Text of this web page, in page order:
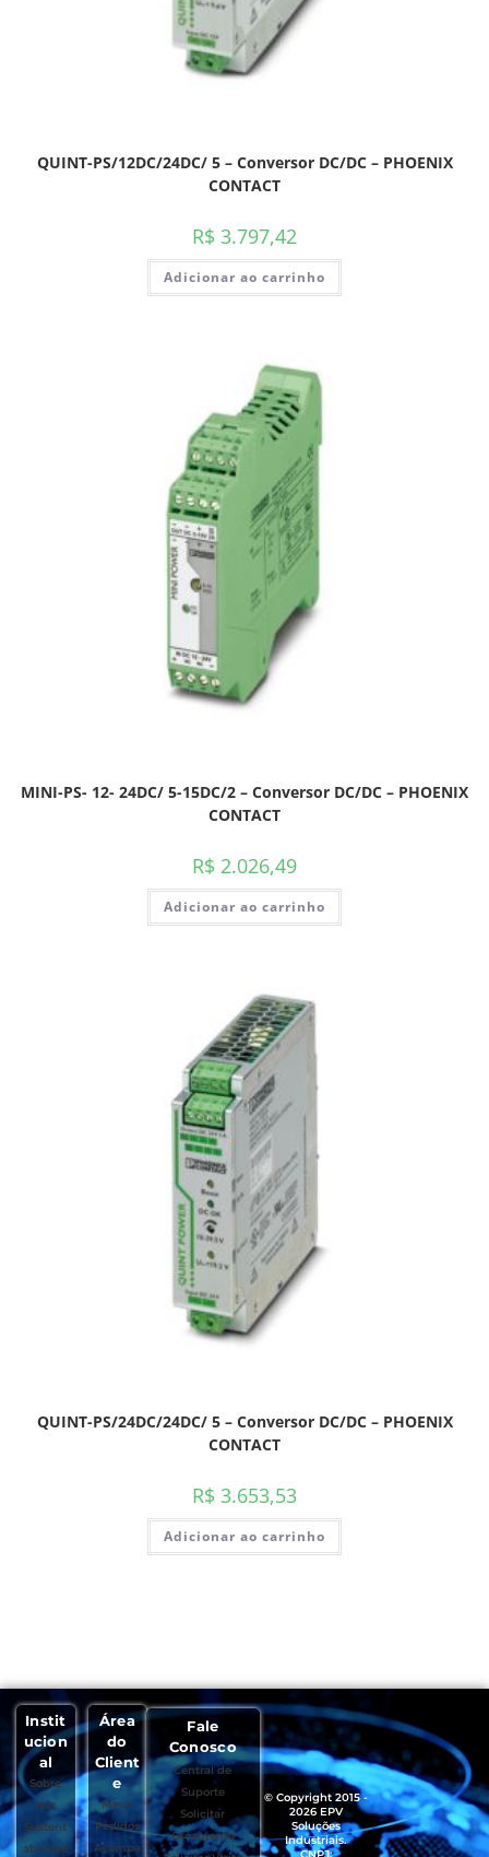
QUINT-PS/12DC/24DC/ 5 – Conversor DC/DC – PHOENIX
CONTACT
R$ 3.797,42
Adicionar ao carrinho
MINI-PS- 12- 24DC/ 5-15DC/2 – Conversor DC/DC – PHOENIX
CONTACT
R$ 2.026,49
Adicionar ao carrinho
QUINT-PS/24DC/24DC/ 5 – Conversor DC/DC – PHOENIX
CONTACT
R$ 3.653,53
Adicionar ao carrinho
Instit
ucion
al
Sobre
Nós
Sustent
abilidad
Área
do
Client
e
Meus
Pedidos
Acompa
Fale
Conosco
Central de
Suporte
Solicitar
Orçamento
© Copyright 2015 -
2026 EPV
Soluções
Industriais.